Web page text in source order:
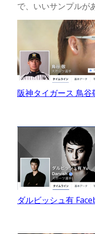
で、いいサンプルが
阪神タイガース 鳥
ダルビッシュ有